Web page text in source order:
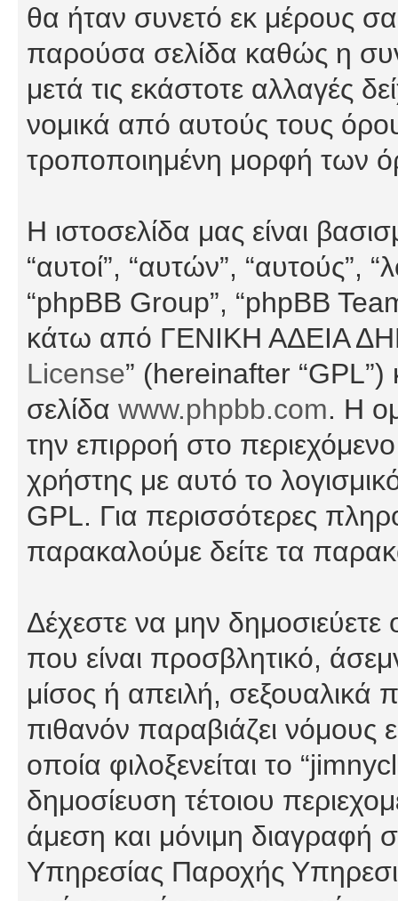
θα ήταν συνετό εκ μέρους
παρούσα σελίδα καθώς η
μετά τις εκάστοτε αλλαγές
νομικά από αυτούς τους
τροποποιημένη μορφή των
Η ιστοσελίδα μας είναι
“αυτοί”, “αυτών”, “αυτούς”,
“phpBB Group”, “phpBB
κάτω από ΓΕΝΙΚΗ ΑΔΕΙΑ
License” (hereinafter “GPL”)
σελίδα www.phpbb.com. Η
την επιρροή στο
χρήστης με αυτό το
GPL. Για περισσότερες
παρακαλούμε δείτε τα
Δέχεστε να μην
που είναι προσβλητικό,
μίσος ή απειλή, σεξουαλικά
πιθανόν παραβιάζει νόμους
οποία φιλοξενείται το
δημοσίευση τέτοιου
άμεση και μόνιμη διαγραφή
Υπηρεσίας Παροχής